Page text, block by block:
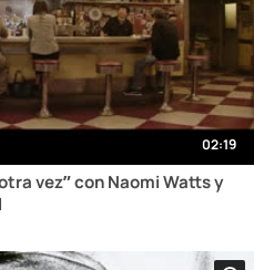
02:19
vez” con Naomi Watts y